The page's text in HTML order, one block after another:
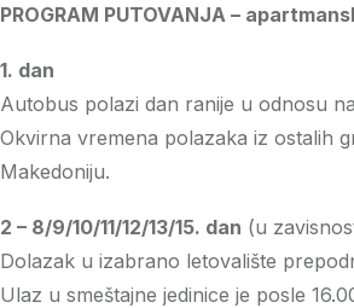
PROGRAM PUTOVANJA –
1. dan
Autobus polazi dan ranije u odnosu
Okvirna vremena polazaka iz ostalih
Makedoniju.
2 – 8/9/10/11/12/13/15. dan (u
Dolazak u izabrano letovalište
Ulaz u smeštajne jedinice je posle